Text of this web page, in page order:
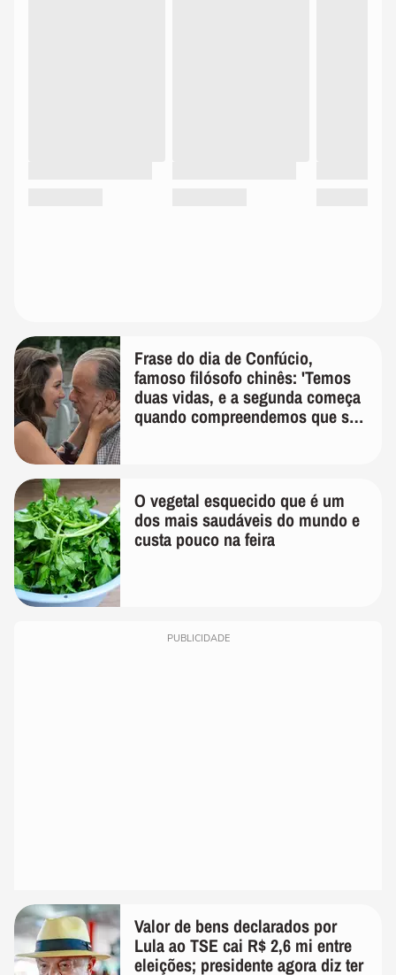
Frase do dia de Confúcio,
famoso filósofo chinês: 'Temos
duas vidas, e a segunda começa
quando compreendemos que só
O vegetal esquecido que é um
dos mais saudáveis do mundo e
custa pouco na feira
PUBLICIDADE
Valor de bens declarados por
Lula ao TSE cai R$ 2,6 mi entre
eleições; presidente agora diz ter